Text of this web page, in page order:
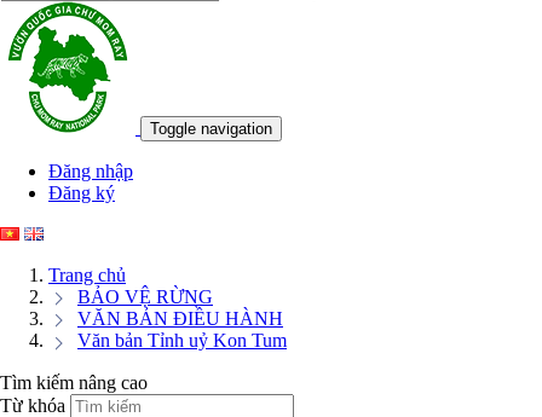
Toggle navigation
Đăng nhập
Đăng ký
Trang chủ
BẢO VỆ RỪNG
VĂN BẢN ĐIỀU HÀNH
Văn bản Tỉnh uỷ Kon Tum
Tìm kiếm nâng cao
Từ khóa